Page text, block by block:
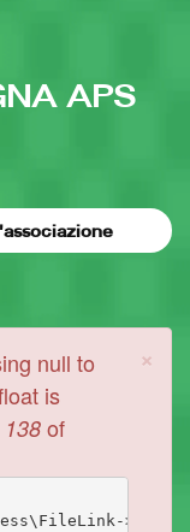
APS
×
null to
is
138 of